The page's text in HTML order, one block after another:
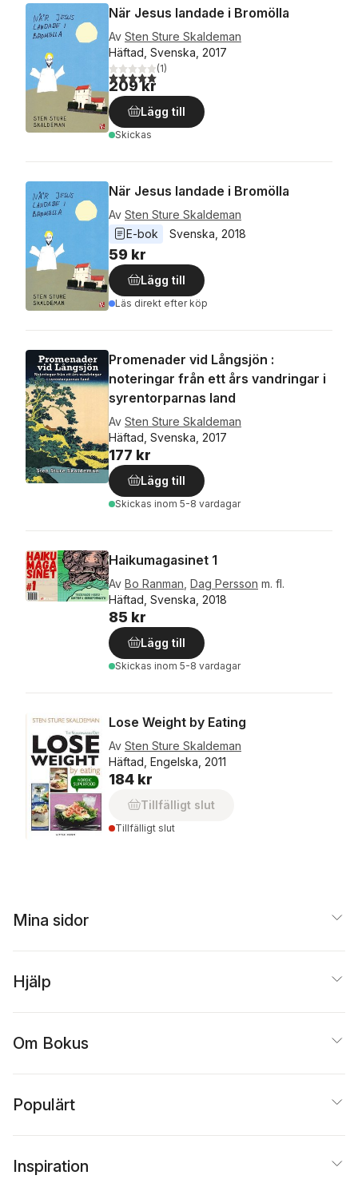
När Jesus landade i Bromölla
Av Sten Sture Skaldeman
Häftad, Svenska, 2017
5,0utav 5 stjärnor. Totalt antal röster:
(1)
209 kr
Lägg till
Skickas
När Jesus landade i Bromölla
Av Sten Sture Skaldeman
E-bok
Svenska 2018
59 kr
Lägg till
Läs direkt efter köp
Promenader vid Långsjön :
noteringar från ett års vandringar i
syrentorparnas land
Av Sten Sture Skaldeman
Häftad, Svenska, 2017
177 kr
Lägg till
Skickas inom 5-8 vardagar
Haikumagasinet 1
Av Bo Ranman Dag Persson m. fl.
Häftad, Svenska, 2018
85 kr
Lägg till
Skickas inom 5-8 vardagar
Lose Weight by Eating
Av Sten Sture Skaldeman
Häftad, Engelska, 2011
184 kr
Tillfälligt slut
Tillfälligt slut
Mina sidor
Hjälp
Om Bokus
Populärt
Inspiration